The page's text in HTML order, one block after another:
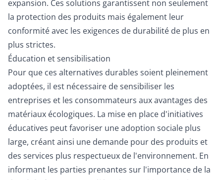
expansion. Ces solutions garantissent non seulement
la protection des produits mais également leur
conformité avec les exigences de durabilité de plus en
plus strictes.
Éducation et sensibilisation
Pour que ces alternatives durables soient pleinement
adoptées, il est nécessaire de sensibiliser les
entreprises et les consommateurs aux avantages des
matériaux écologiques. La mise en place d'initiatives
éducatives peut favoriser une adoption sociale plus
large, créant ainsi une demande pour des produits et
des services plus respectueux de l'environnement. En
informant les parties prenantes sur l'importance de la